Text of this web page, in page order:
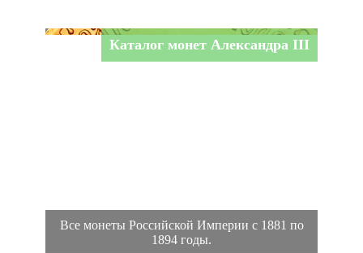
Каталог монет Александра III
Все монеты Российской Империи с 1881 по
1894 годы.